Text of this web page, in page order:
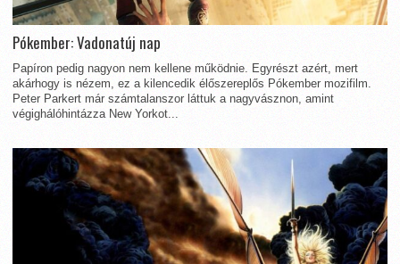
Pókember: Vadonatúj nap
Papíron pedig nagyon nem kellene működnie. Egyrészt azért, mert
akárhogy is nézem, ez a kilencedik élőszereplős Pókember mozifilm.
Peter Parkert már számtalanszor láttuk a nagyvásznon, amint
végighálóhintázza New Yorkot...